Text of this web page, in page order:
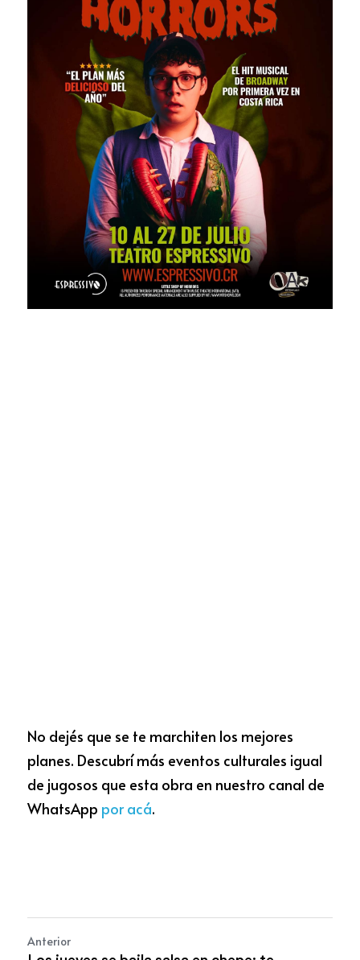
No dejés que se te marchiten los mejores
planes. Descubrí más eventos culturales igual
de jugosos que esta obra en nuestro canal de
WhatsApp por acá.
Anterior